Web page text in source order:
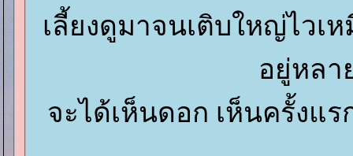
เลี้ยงดูมาจนเติบใหญ่ไวเ
อยู่หลา
จะได้เห็นดอก เห็นครั้งแ